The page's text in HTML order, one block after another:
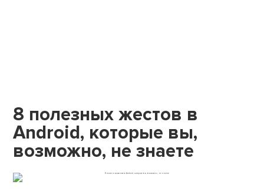
8 полезных жестов в
Android, которые вы,
возможно, не знаете